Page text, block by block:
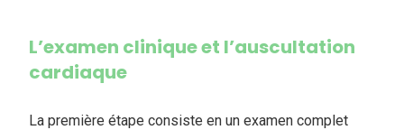
L’examen clinique et l’auscultation
cardiaque
La première étape consiste en un examen complet